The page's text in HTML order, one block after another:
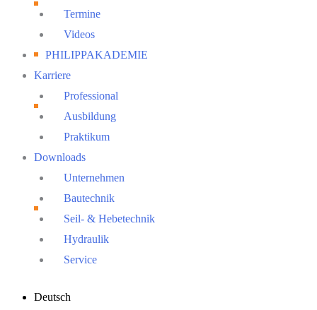
Termine
Videos
PHILIPPAKADEMIE
Karriere
Professional
Ausbildung
Praktikum
Downloads
Unternehmen
Bautechnik
Seil- & Hebetechnik
Hydraulik
Service
Deutsch